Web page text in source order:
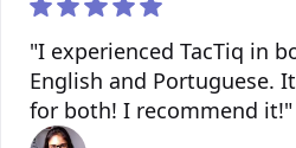
"I experienced TacTiq in
English and Portuguese.
for both! I recommend it!"